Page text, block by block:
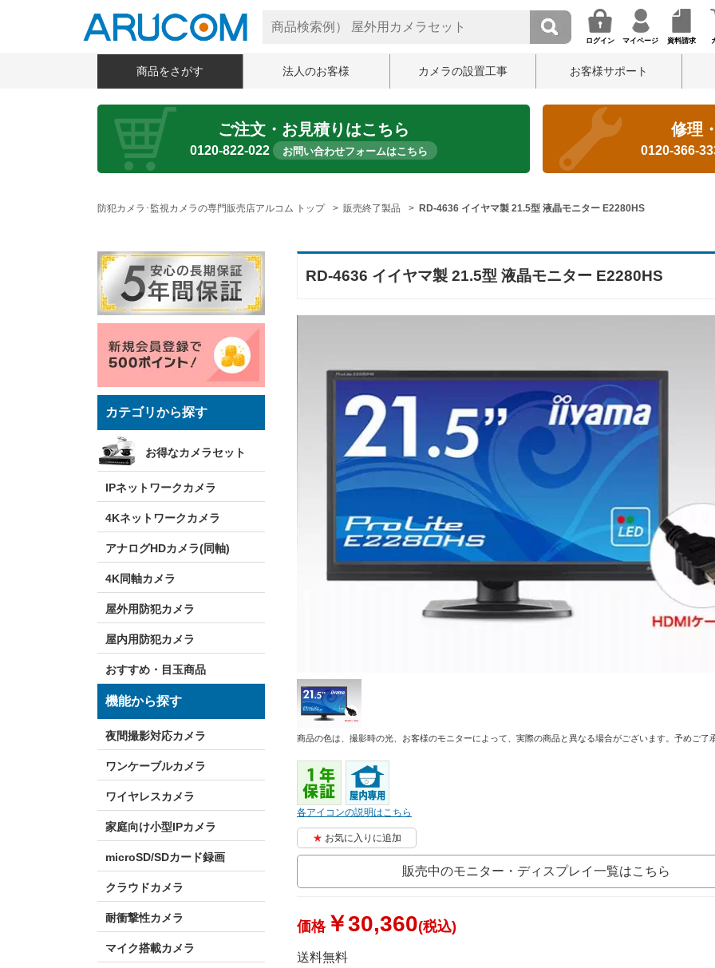
ログイン マイページ 資料請求
商品をさがす 法人のお客様 カメラの設置工事 お客様サポート
ご注文・お見積りはこちら
0120-822-022 お問い合わせフォームはこちら
修理
0120-366-
防犯カメラ･監視カメラの専門販売店アルコム トップ 販売終了製品 RD-4636 イイヤマ製 21.5型 液晶モニター E2280HS
カテゴリから探す
お得なカメラセット
IPネットワークカメラ
4Kネットワークカメラ
アナログHDカメラ(同軸)
4K同軸カメラ
屋外用防犯カメラ
屋内用防犯カメラ
おすすめ・目玉商品
機能から探す
夜間撮影対応カメラ
ワンケーブルカメラ
ワイヤレスカメラ
家庭向け小型IPカメラ
microSD/SDカード録画
クラウドカメラ
耐衝撃性カメラ
マイク搭載カメラ
RD-4636 イイヤマ製 21.5型 液晶モニター E2280HS
商品の色は、撮影時の光、お客様のモニターによって、実際の商品と異なる場合がございます。予めご了
各アイコンの説明はこちら
お気に入りに追加
販売中のモニター・ディスプレイ一覧はこちら
価格￥30,360(税込)
送料無料